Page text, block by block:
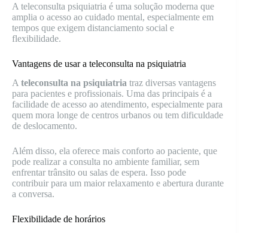
A teleconsulta psiquiatria é uma solução moderna que
amplia o acesso ao cuidado mental, especialmente em
tempos que exigem distanciamento social e
flexibilidade.
Vantagens de usar a teleconsulta na psiquiatria
A teleconsulta na psiquiatria traz diversas vantagens
para pacientes e profissionais. Uma das principais é a
facilidade de acesso ao atendimento, especialmente para
quem mora longe de centros urbanos ou tem dificuldade
de deslocamento.
Além disso, ela oferece mais conforto ao paciente, que
pode realizar a consulta no ambiente familiar, sem
enfrentar trânsito ou salas de espera. Isso pode
contribuir para um maior relaxamento e abertura durante
a conversa.
Flexibilidade de horários